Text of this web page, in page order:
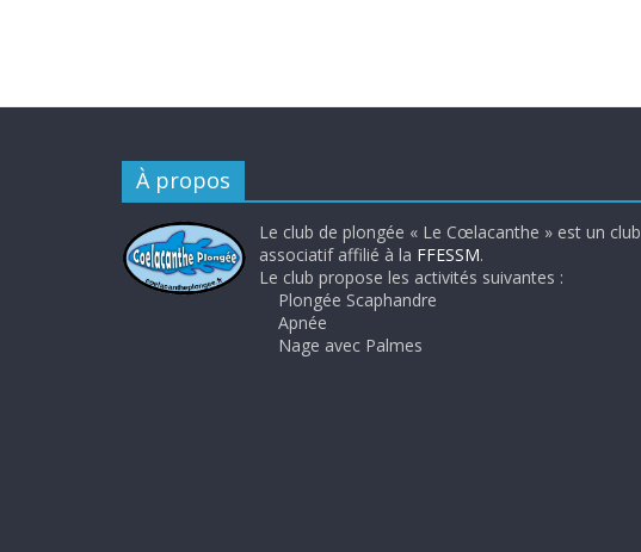
À propos
Le club de plongée « Le Cœlacanthe » est un club
associatif affilié à la FFESSM.
Le club propose les activités suivantes :
Plongée Scaphandre
Apnée
Nage avec Palmes